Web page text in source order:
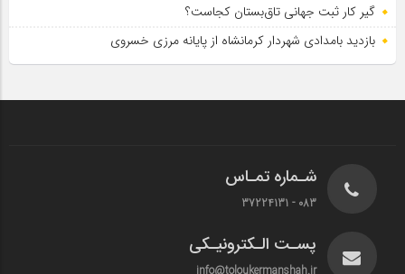
گیر کار ثبت جهانی تاق‌بستان کجاست؟
بازدید بامدادی شهردار کرمانشاه از پایانه مرزی خسروی
شـماره تمـاس
083 - 37224131
پسـت الـکترونیـکی